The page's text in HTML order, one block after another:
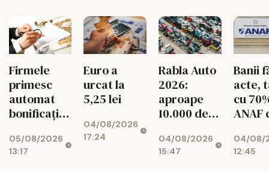
Firmele
primesc
automat
bonificația
impozit
05/08/2026
13:17
Euro a
urcat la
5,25 lei
04/08/2026
17:24
Rabla Auto
2026:
aproape
10.000 de
aprobate
04/08/2026
15:47
Banii
acte,
cu
ANAF
lei
04/08/
12:45